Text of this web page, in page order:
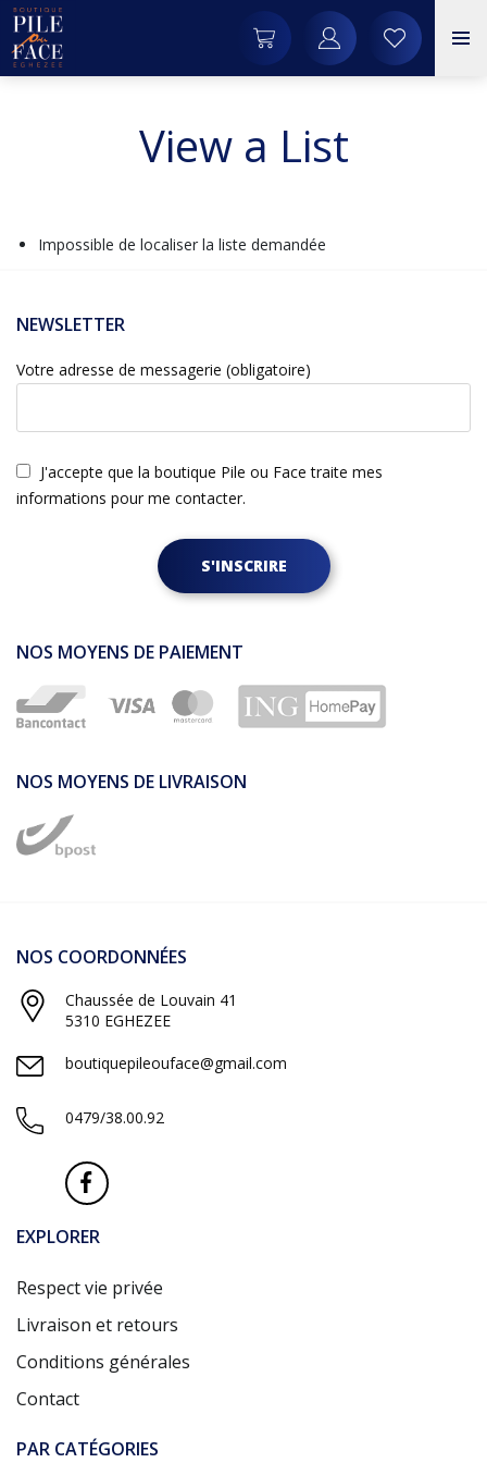
View a List
Impossible de localiser la liste demandée
NEWSLETTER
Votre adresse de messagerie (obligatoire)
J'accepte que la boutique Pile ou Face traite mes
informations pour me contacter.
S'INSCRIRE
NOS MOYENS DE PAIEMENT
NOS MOYENS DE LIVRAISON
NOS COORDONNÉES
Chaussée de Louvain 41
5310 EGHEZEE
boutiquepileouface@gmail.com
0479/38.00.92
EXPLORER
Respect vie privée
Livraison et retours
Conditions générales
Contact
PAR CATÉGORIES